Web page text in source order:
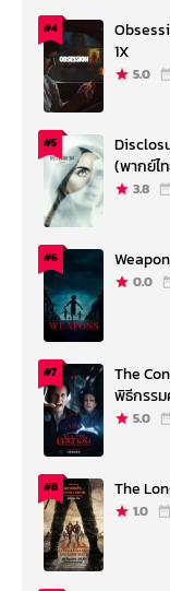
#4
1X
5.0
#5
(พากย์ไ
3.8
#6
0.0
#7
The
พิธีกรร
5.0
#8 The
1.0